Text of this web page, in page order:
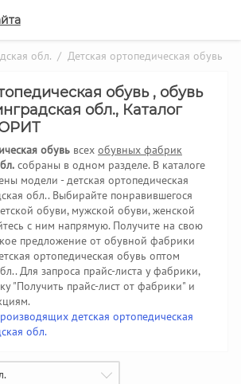
обл. / Детская ортопедическая обувь
обувь , обувь
обл., Каталог
обувь всех обувных фабрик
собраны в одном разделе. В каталоге
модели - детская ортопедическая
обл.. Выбирайте понравившегося
обуви, мужской обуви, женской
с ним напрямую. Получите на свою
предложение от обувной фабрики
ортопедическая обувь оптом
Для запроса прайс-листа у фабрики,
"Получить прайс-лист от фабрики" и
детская ортопедическая
обл.